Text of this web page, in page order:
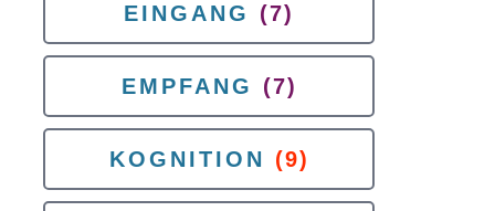
EINGANG (7)
EMPFANG (7)
KOGNITION (9)